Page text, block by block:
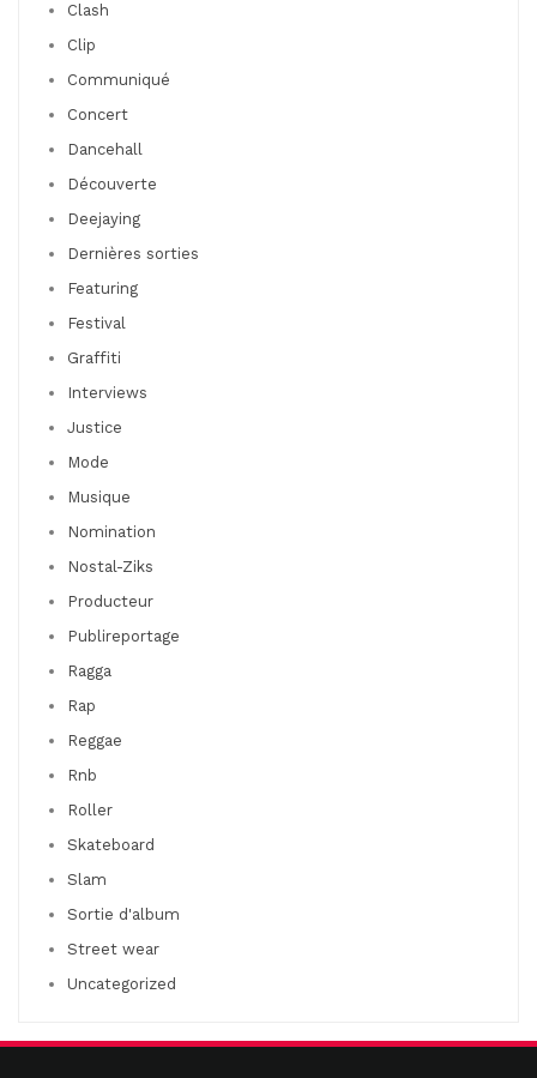
Clash
Clip
Communiqué
Concert
Dancehall
Découverte
Deejaying
Dernières sorties
Featuring
Festival
Graffiti
Interviews
Justice
Mode
Musique
Nomination
Nostal-Ziks
Producteur
Publireportage
Ragga
Rap
Reggae
Rnb
Roller
Skateboard
Slam
Sortie d'album
Street wear
Uncategorized